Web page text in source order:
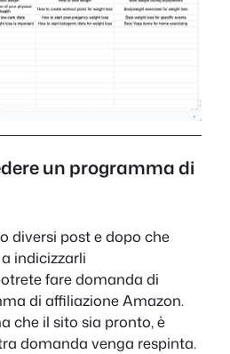
un programma di
diversi post e dopo che
indicizzarli
fare domanda di
di affiliazione Amazon.
che il sito sia pronto, è
domanda venga respinta.